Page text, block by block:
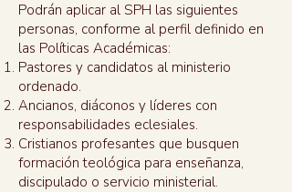
Podrán aplicar al SPH las siguientes
personas, conforme al perfil definido en
las Políticas Académicas:
Pastores y candidatos al ministerio
ordenado.
Ancianos, diáconos y líderes con
responsabilidades eclesiales.
Cristianos profesantes que busquen
formación teológica para enseñanza,
discipulado o servicio ministerial.